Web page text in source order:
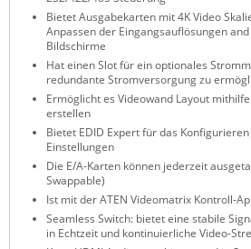
Bietet Ausgabekarten mit 4K Video
Anpassen der Eingangsauflösungen
Bildschirme
Hat einen Slot für ein optionales
redundante Stromversorgung zu
Ermöglicht es Videowand Layout
erstellen
Bietet EDID Expert für das
Einstellungen
Die E/A-Karten können jederzeit
Swappable)
Ist mit der ATEN Videomatrix Kontroll-
Seamless Switch: bietet eine stabile
in Echtzeit und kontinuierliche Video-